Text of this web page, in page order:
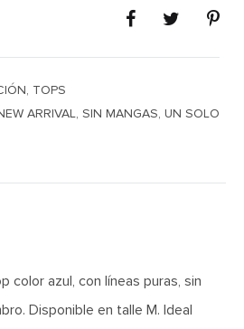
, TOPS
ARRIVAL, SIN MANGAS, UN SOLO
color azul, con líneas puras, sin
Disponible en talle M. Ideal